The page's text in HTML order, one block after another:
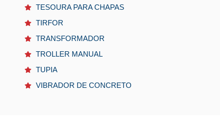
TESOURA PARA CHAPAS
TIRFOR
TRANSFORMADOR
TROLLER MANUAL
TUPIA
VIBRADOR DE CONCRETO